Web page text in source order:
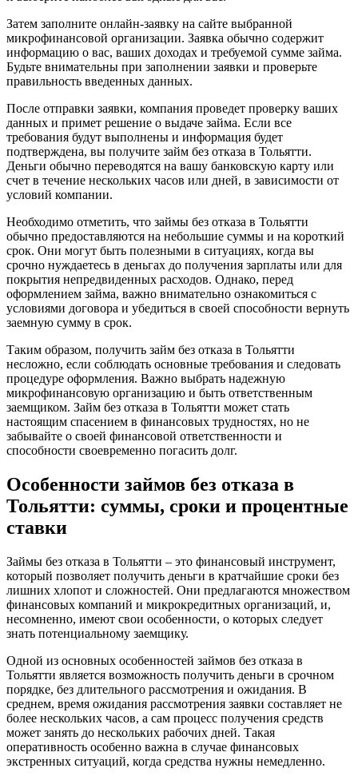
Затем заполните онлайн-заявку на сайте выбранной
микрофинансовой организации. Заявка обычно содержит
информацию о вас, ваших доходах и требуемой сумме займа.
Будьте внимательны при заполнении заявки и проверьте
правильность введенных данных.
После отправки заявки, компания проведет проверку ваших
данных и примет решение о выдаче займа. Если все
требования будут выполнены и информация будет
подтверждена, вы получите займ без отказа в Тольятти.
Деньги обычно переводятся на вашу банковскую карту или
счет в течение нескольких часов или дней, в зависимости от
условий компании.
Необходимо отметить, что займы без отказа в Тольятти
обычно предоставляются на небольшие суммы и на короткий
срок. Они могут быть полезными в ситуациях, когда вы
срочно нуждаетесь в деньгах до получения зарплаты или для
покрытия непредвиденных расходов. Однако, перед
оформлением займа, важно внимательно ознакомиться с
условиями договора и убедиться в своей способности вернуть
заемную сумму в срок.
Таким образом, получить займ без отказа в Тольятти
несложно, если соблюдать основные требования и следовать
процедуре оформления. Важно выбрать надежную
микрофинансовую организацию и быть ответственным
заемщиком. Займ без отказа в Тольятти может стать
настоящим спасением в финансовых трудностях, но не
забывайте о своей финансовой ответственности и
способности своевременно погасить долг.
Особенности займов без отказа в
Тольятти: суммы, сроки и процентные
ставки
Займы без отказа в Тольятти – это финансовый инструмент,
который позволяет получить деньги в кратчайшие сроки без
лишних хлопот и сложностей. Они предлагаются множеством
финансовых компаний и микрокредитных организаций, и,
несомненно, имеют свои особенности, о которых следует
знать потенциальному заемщику.
Одной из основных особенностей займов без отказа в
Тольятти является возможность получить деньги в срочном
порядке, без длительного рассмотрения и ожидания. В
среднем, время ожидания рассмотрения заявки составляет не
более нескольких часов, а сам процесс получения средств
может занять до нескольких рабочих дней. Такая
оперативность особенно важна в случае финансовых
экстренных ситуаций, когда средства нужны немедленно.